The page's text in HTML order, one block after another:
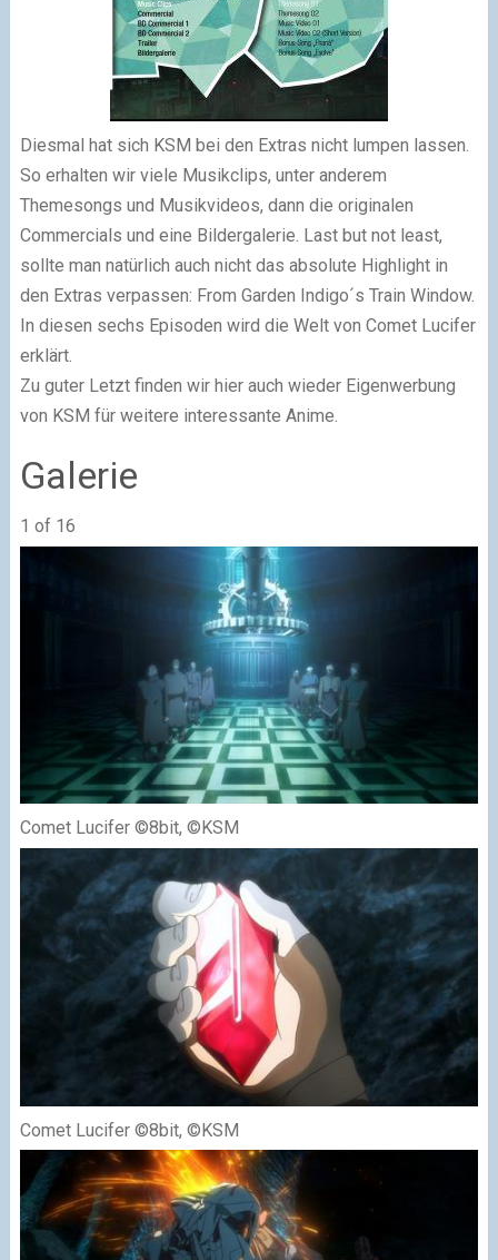
Diesmal hat sich KSM bei den Extras nicht lumpen lassen.
So erhalten wir viele Musikclips, unter anderem
Themesongs und Musikvideos, dann die originalen
Commercials und eine Bildergalerie. Last but not least,
sollte man natürlich auch nicht das absolute Highlight in
den Extras verpassen: From Garden Indigo´s Train Window.
In diesen sechs Episoden wird die Welt von Comet Lucifer
erklärt.
Zu guter Letzt finden wir hier auch wieder Eigenwerbung
von KSM für weitere interessante Anime.
Galerie
1 of 16
Comet Lucifer ©8bit, ©KSM
Comet Lucifer ©8bit, ©KSM